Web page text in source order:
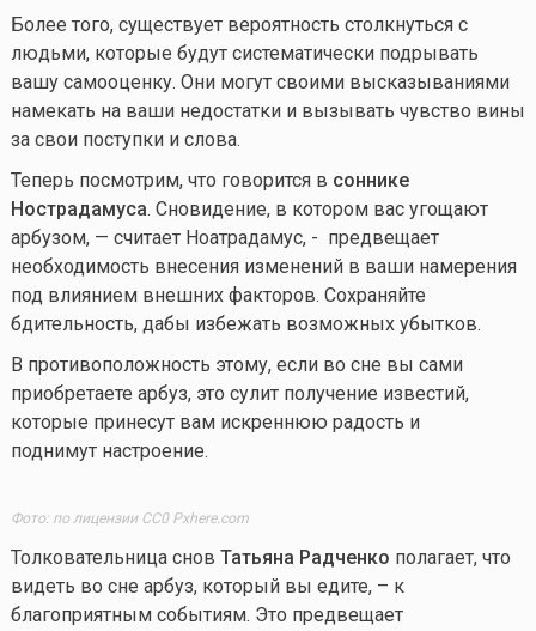
Более того, существует вероятность столкнуться с
людьми, которые будут систематически подрывать
вашу самооценку. Они могут своими высказываниями
намекать на ваши недостатки и вызывать чувство вины
за свои поступки и слова.
Теперь посмотрим, что говорится в соннике
Нострадамуса. Сновидение, в котором вас угощают
арбузом, — считает Ноатрадамус, - предвещает
необходимость внесения изменений в ваши намерения
под влиянием внешних факторов. Сохраняйте
бдительность, дабы избежать возможных убытков.
В противоположность этому, если во сне вы сами
приобретаете арбуз, это сулит получение известий,
которые принесут вам искреннюю радость и
поднимут настроение.
Фото: по лицензии CC0 Pxhere.com
Толковательница снов Татьяна Радченко полагает, что
видеть во сне арбуз, который вы едите, – к
благоприятным событиям. Это предвещает